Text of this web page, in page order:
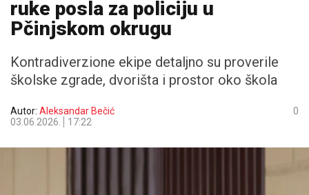
ruke posla za policiju u
Pčinjskom okrugu
Kontradiverzione ekipe detaljno su proverile
školske zgrade, dvorišta i prostor oko škola
Autor: Aleksandar Bečić
03.06.2026.
17:22
0